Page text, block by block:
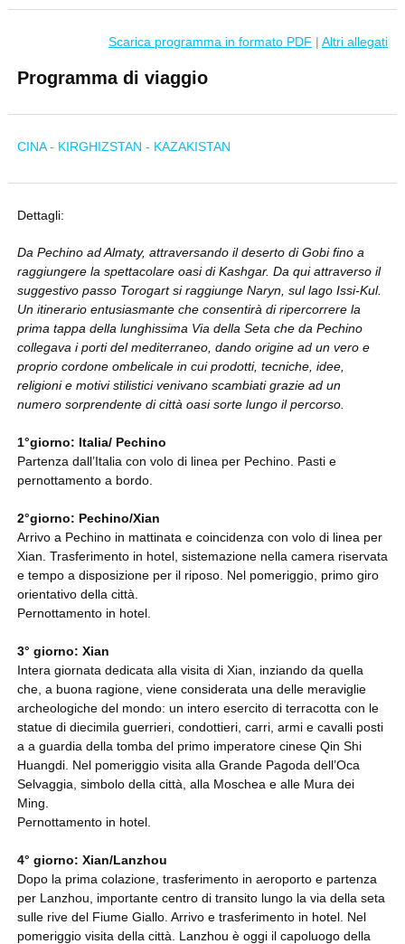
Scarica programma in formato PDF | Altri allegati
Programma di viaggio
CINA - KIRGHIZSTAN - KAZAKISTAN
Dettagli:
Da Pechino ad Almaty, attraversando il deserto di Gobi fino a
raggiungere la spettacolare oasi di Kashgar. Da qui attraverso il
suggestivo passo Torogart si raggiunge Naryn, sul lago Issi-Kul.
Un itinerario entusiasmante che consentirà di ripercorrere la
prima tappa della lunghissima Via della Seta che da Pechino
collegava i porti del mediterraneo, dando origine ad un vero e
proprio cordone ombelicale in cui prodotti, tecniche, idee,
religioni e motivi stilistici venivano scambiati grazie ad un
numero sorprendente di città oasi sorte lungo il percorso.
1°giorno: Italia/ Pechino
Partenza dall’Italia con volo di linea per Pechino. Pasti e
pernottamento a bordo.
2°giorno: Pechino/Xian
Arrivo a Pechino in mattinata e coincidenza con volo di linea per
Xian. Trasferimento in hotel, sistemazione nella camera riservata
e tempo a disposizione per il riposo. Nel pomeriggio, primo giro
orientativo della città.
Pernottamento in hotel.
3° giorno: Xian
Intera giornata dedicata alla visita di Xian, inziando da quella
che, a buona ragione, viene considerata una delle meraviglie
archeologiche del mondo: un intero esercito di terracotta con le
statue di diecimila guerrieri, condottieri, carri, armi e cavalli posti
a a guardia della tomba del primo imperatore cinese Qin Shi
Huangdi. Nel pomeriggio visita alla Grande Pagoda dell’Oca
Selvaggia, simbolo della città, alla Moschea e alle Mura dei
Ming.
Pernottamento in hotel.
4° giorno: Xian/Lanzhou
Dopo la prima colazione, trasferimento in aeroporto e partenza
per Lanzhou, importante centro di transito lungo la via della seta
sulle rive del Fiume Giallo. Arrivo e trasferimento in hotel. Nel
pomeriggio visita della città. Lanzhou è oggi il capoluogo della